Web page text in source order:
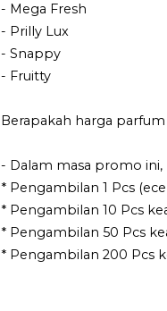
- Mega Fresh
- Prilly Lux
- Snappy
- Fruitty
Berapakah harga
- Dalam masa promo ini,
* Pengambilan 1 Pcs
* Pengambilan 10 Pcs
* Pengambilan 50 Pcs
* Pengambilan 200 Pcs